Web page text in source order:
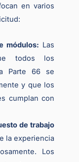
en varios
módulos: Las
todos los
Parte 66 se
y que los
cumplan con
de trabajo
la experiencia
Los